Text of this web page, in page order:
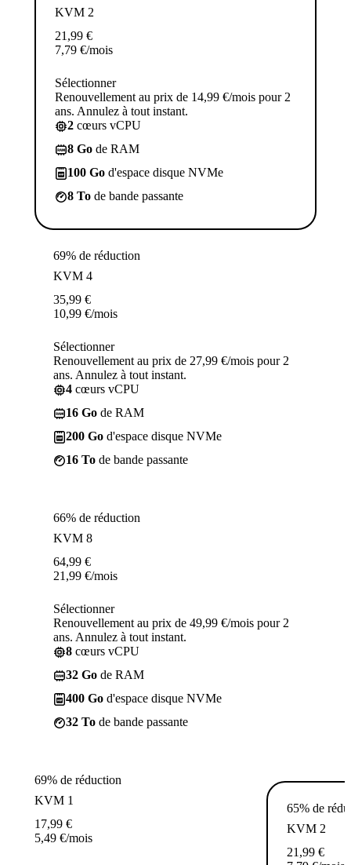
KVM 2
21,99 €
7,79 €/mois
Sélectionner
Renouvellement au prix de 14,99 €/mois pour 2
ans. Annulez à tout instant.
2 cœurs vCPU
8 Go de RAM
100 Go d'espace disque NVMe
8 To de bande passante
69% de réduction
KVM 4
35,99 €
10,99 €/mois
Sélectionner
Renouvellement au prix de 27,99 €/mois pour 2
ans. Annulez à tout instant.
4 cœurs vCPU
16 Go de RAM
200 Go d'espace disque NVMe
16 To de bande passante
66% de réduction
KVM 8
64,99 €
21,99 €/mois
Sélectionner
Renouvellement au prix de 49,99 €/mois pour 2
ans. Annulez à tout instant.
8 cœurs vCPU
32 Go de RAM
400 Go d'espace disque NVMe
32 To de bande passante
69% de réduction
KVM 1
17,99 €
5,49 €/mois
65% de
KVM 2
21,99 €